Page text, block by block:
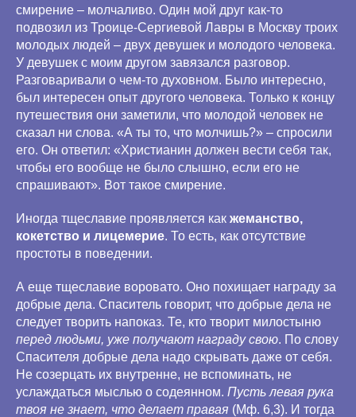
смирение – молчаливо. Один мой друг как-то
подвозил из Троице-Сергиевой Лавры в Москву троих
молодых людей – двух девушек и молодого человека.
У девушек с моим другом завязался разговор.
Разговаривали о чем-то духовном. Было интересно,
был интересен опыт другого человека. Только к концу
путешествия они заметили, что молодой человек не
сказал ни слова. «А ты то, что молчишь?» – спросили
его. Он ответил: «Христианин должен вести себя так,
чтобы его вообще не было слышно, если его не
спрашивают». Вот такое смирение.
Иногда тщеславие проявляется как жеманство,
кокетство и лицемерие. То есть, как отсутствие
простоты в поведении.
А еще тщеславие воровато. Оно похищает награду за
добрые дела. Спаситель говорит, что добрые дела не
следует творить напоказ. Те, кто творит милостыню
перед людьми, уже получают награду свою. По слову
Спасителя добрые дела надо скрывать даже от себя.
Не созерцать их внутренне, не вспоминать, не
услаждаться мыслью о содеянном. Пусть левая рука
твоя не знает, что делает правая (Мф. 6,3). И тогда